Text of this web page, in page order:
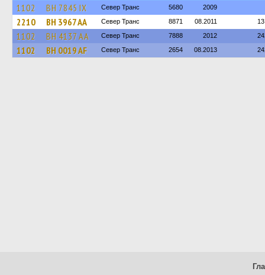
1102 BH 7845 IX Север Транс 5680 2009
2210 BH 3967 AA Север Транс 8871 08.2011 13
1102 BH 4137 AA Север Транс 7888 2012
1102 BH 0019 AF Север Транс 2654 08.2013